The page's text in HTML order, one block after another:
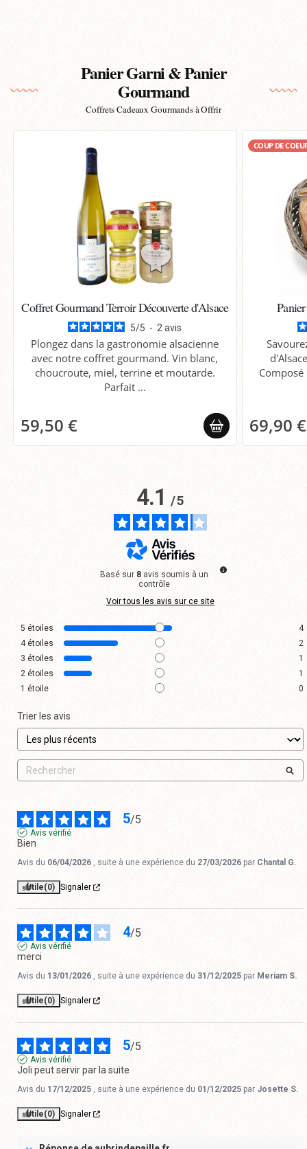
Panier Garni & Panier
Gourmand
Coffrets Cadeaux Gourmands à Offrir
Coffret Gourmand Terroir Découverte d'Alsace
5/5 - 2avis
Plongez dans la gastronomie alsacienne
avec notre coffret gourmand. Vin blanc,
choucroute, miel, terrine et moutarde.
Parfait ...
59,50 €
COUP DE
69,90 €
4.1/5
Basé sur 8 avis soumis à un
contrôle
Voir tous les avis sur ce site
5 étoiles
4
4 étoiles
2
3 étoiles
1
2 étoiles
1
1 étoile 0
Trier les avis
5/5
Avis vérifié
Bien
Avis du 06/04/2026 , suite à une expérience du 27/03/2026 par Chantal G.
Utile(0) Signaler
4/5
Avis vérifié
merci
Avis du 13/01/2026 , suite à une expérience du 31/12/2025 par Meriam S.
Utile(0) Signaler
5/5
Avis vérifié
Joli peut servir par la suite
Avis du 17/12/2025 , suite à une expérience du 01/12/2025 par Josette S.
Utile(0) Signaler